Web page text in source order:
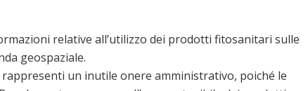
relative all’utilizzo dei prodotti fitosanitari sulle
geospaziale.
un inutile onere amministrativo, poiché le